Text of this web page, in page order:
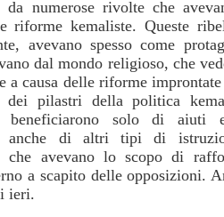
da numerose rivolte che
riforme kemaliste. Queste
avevano spesso come
dal mondo religioso, che
a causa delle riforme
dei pilastri della politica
beneficiarono solo di aiuti
anche di altri tipi di
che avevano lo scopo di
a scapito delle opposizioni.
ieri.